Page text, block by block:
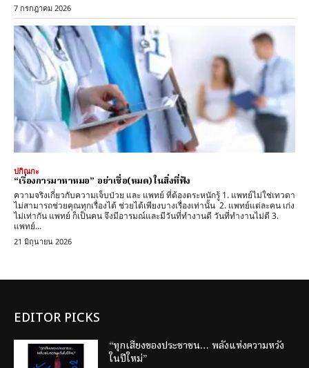
7 กรกฎาคม 2026
ปกิณกะ
“เรื่องการมาหาหมอ” อย่าเชื่อ(หมด) ในสิ่งที่ฟัง
ความจริงเกี่ยวกับความเจ็บป่วย และ แพทย์ ที่ต้องตระหนักรู้ 1. แพทย์ไม่ใช่เทวดา
ไม่สามารถช่วยคุณทุกเรื่องได้ ช่วยได้เพียงบางเรื่องเท่านั้น 2. แพทย์แต่ละคน เก่ง
ไม่เท่ากัน แพทย์ ก็เป็นคน จึงมีอารมณ์และมีวันที่ทำงานดี วันที่ทำงานไม่ดี 3.
แพทย์...
21 มิถุนายน 2026
EDITOR PICKS
“ทุกเสียงของประชาชน… พลังแห่งความหวัง
ในปีใหม่”